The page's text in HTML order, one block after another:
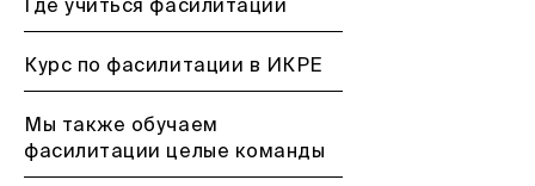
Где учиться фасилитации
Курс по фасилитации в ИКРЕ
Мы также обучаем
фасилитации целые команды